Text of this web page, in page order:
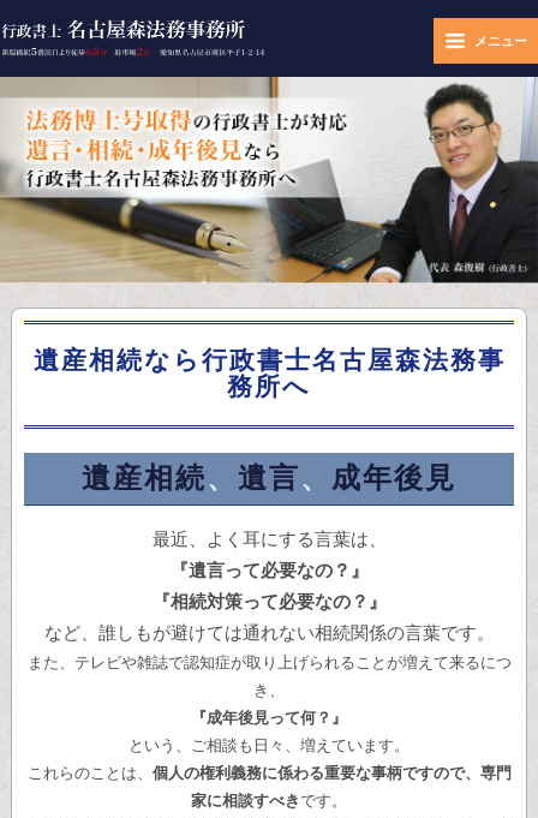
メニュー
遺産相続なら行政書士名古屋森法務事
務所へ
遺産相続、 遺言、 成年後見
最近、よく耳にする言葉は、
『遺言って必要なの？』
『相続対策って必要なの？』
など、誰しもが避けては通れない相続関係の言葉です。
また、テレビや雑誌で認知症が取り上げられることが増えて来るにつ
き、
『成年後見って何？』
という、ご相談も日々、増えています。
これらのことは、 個人の権利義務に係わる重要な事柄ですので、専門
家に相談すべきです。